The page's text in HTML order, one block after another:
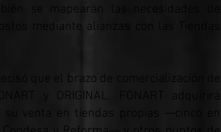
se mapearán las necesidades de
mediante alianzas con las Tiendas
que el brazo de comercialización de
y ORIGINAL. FONART adquirirá
venta en tiendas propias —cinco en